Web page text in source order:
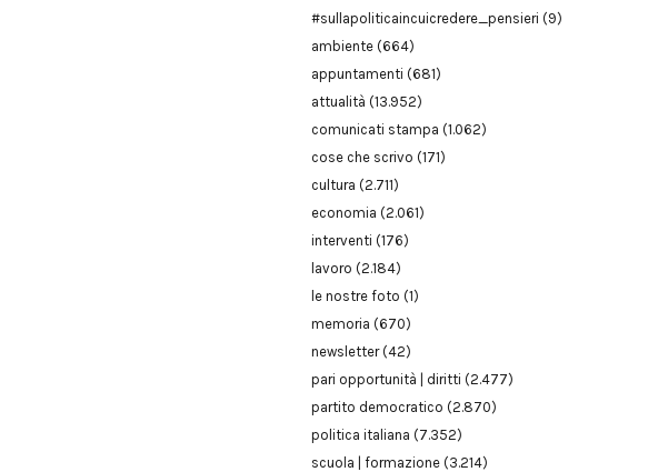
#sullapoliticaincuicredere_pensieri (9)
ambiente (664)
appuntamenti (681)
attualità (13.952)
comunicati stampa (1.062)
cose che scrivo (171)
cultura (2.711)
economia (2.061)
interventi (176)
lavoro (2.184)
le nostre foto (1)
memoria (670)
newsletter(42)
pari opportunità | diritti (2.477)
partito democratico (2.870)
politica italiana (7.352)
scuola | formazione (3.214)